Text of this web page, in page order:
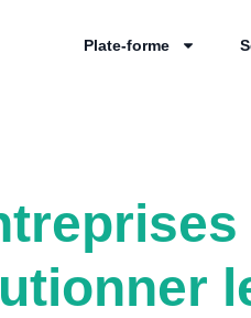
Plate-forme